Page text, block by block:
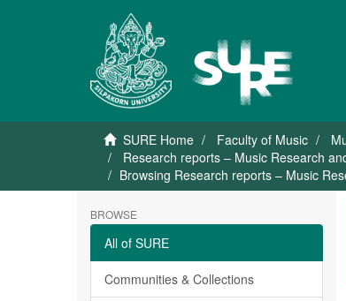
SURE Home Faculty of Music
Research reports – Music Research
Browsing Research reports – Music
BROWSE
All of SURE
Communities & Collections